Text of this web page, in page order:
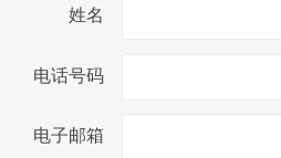
姓名
电话号码
电子邮箱